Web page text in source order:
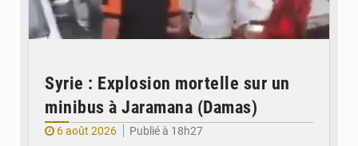
Syrie : Explosion mortelle sur un
minibus à Jaramana (Damas)
6 août 2026
Publié à 18h27